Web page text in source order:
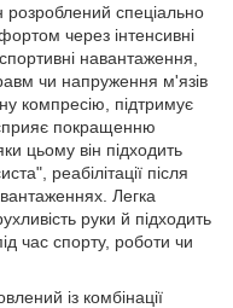
спеціально
через інтенсивні
навантаження,
чи напруження м'язів
компресію, підтримує
покращенню
цьому він підходить
реабілітації після
Легка
руки й підходить
час спорту, роботи чи
із комбінації